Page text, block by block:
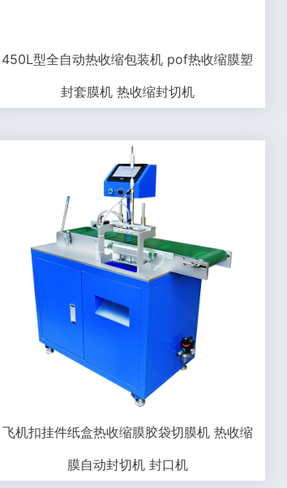
450L型全自动热收缩包装机 pof热收缩膜塑
封套膜机 热收缩封切机
飞机扣挂件纸盒热收缩膜胶袋切膜机 热收缩
膜自动封切机 封口机